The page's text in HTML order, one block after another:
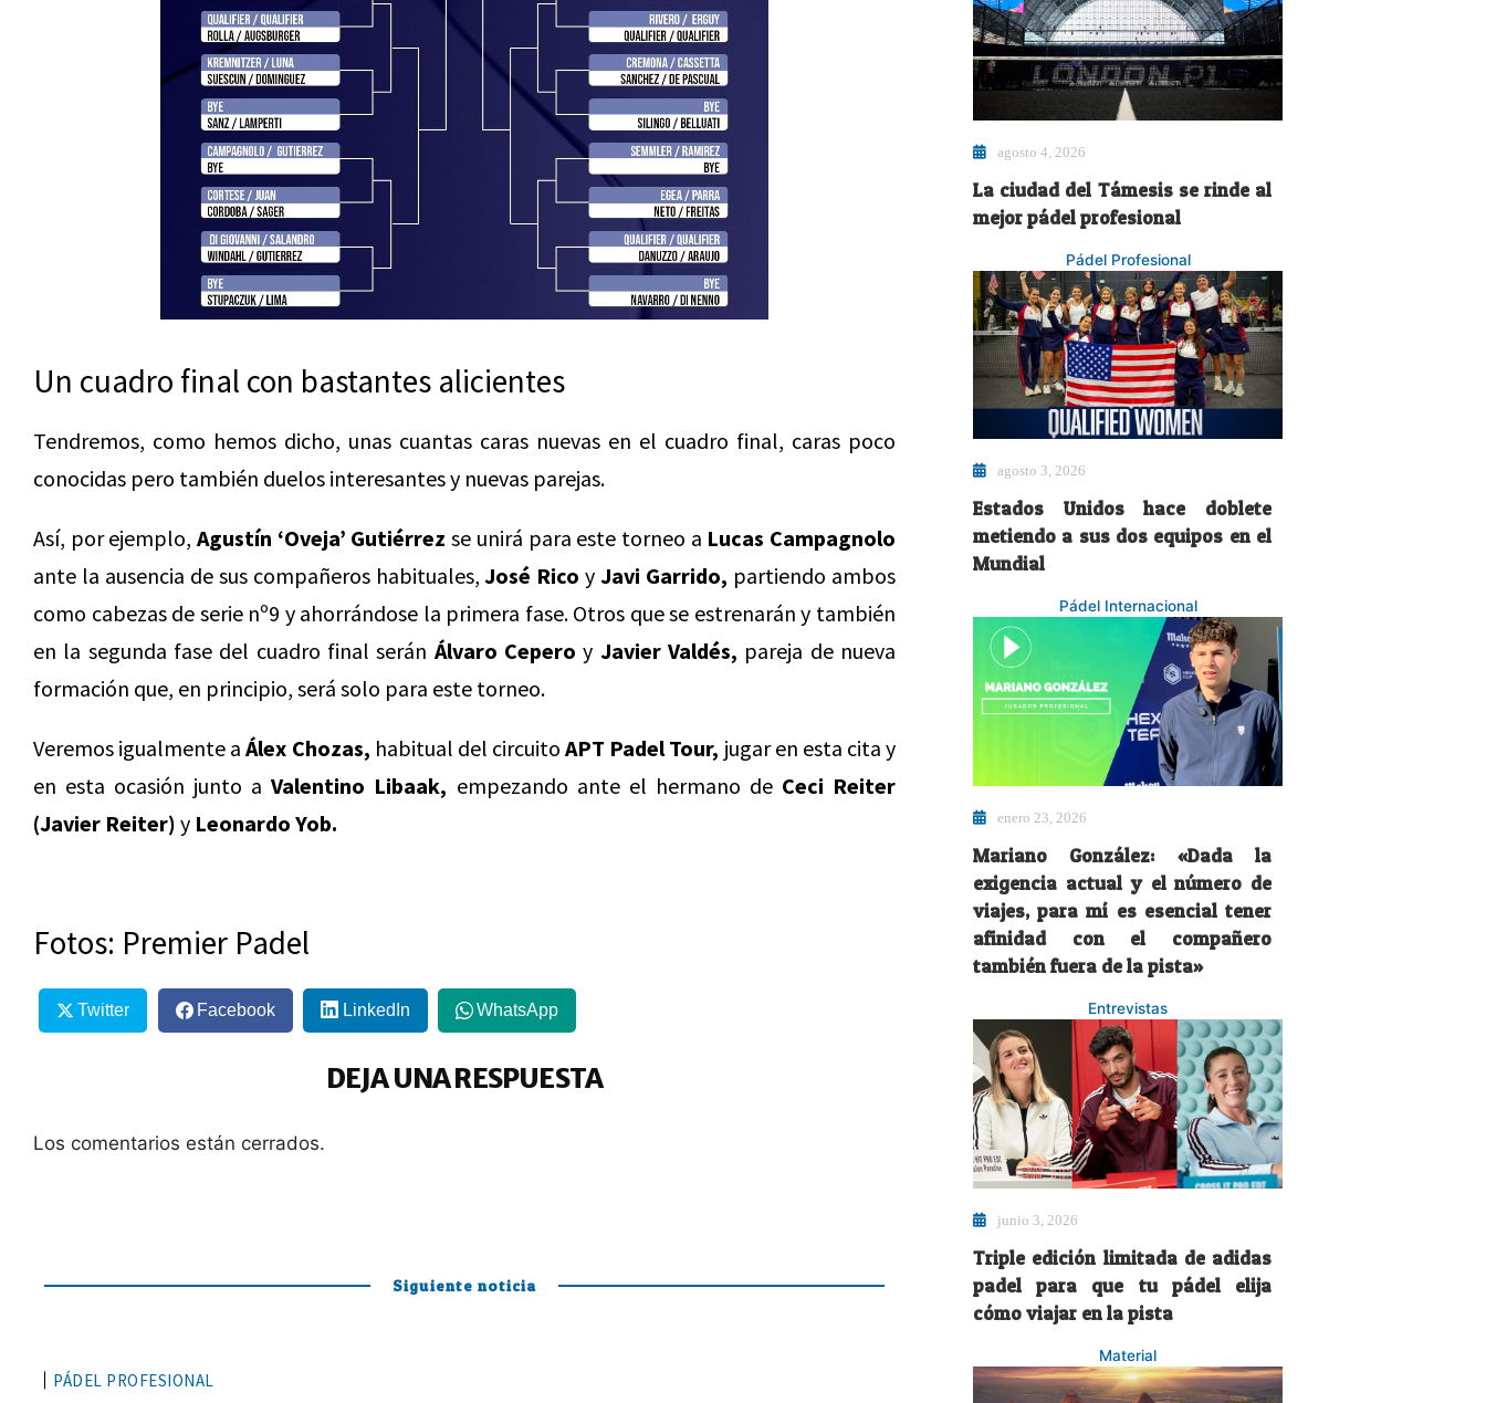
Un cuadro final con bastantes alicientes
Tendremos, como hemos dicho, unas cuantas caras nuevas en el cuadro final, caras poco
conocidas pero también duelos interesantes y nuevas parejas.
Así, por ejemplo,Agustín ‘Oveja’ Gutiérrez se unirá para este torneo a Lucas Campagnolo
ante la ausencia de sus compañeros habituales,José Rico yJavi Garrido, partiendo ambos
como cabezas de serie nº9 y ahorrándose la primera fase. Otros que se estrenarán y también
en la segunda fase del cuadro final serán Álvaro Cepero y Javier Valdés, pareja de nueva
formación que, en principio, será solo para este torneo.
Veremos igualmente aÁlex Chozas, habitual del circuitoAPT Padel Tour, jugar en esta cita y
en esta ocasión junto aValentino Libaak, empezando ante el hermano deCeci Reiter
(Javier Reiter) y Leonardo Yob.
Fotos: Premier Padel
Twitter Facebook LinkedIn WhatsApp
DEJA UNA RESPUESTA
Los comentarios están cerrados.
Siguiente noticia
PÁDEL PROFESIONAL
agosto 4, 2026
La ciudad del Támesis se rinde al
mejor pádel profesional
Pádel Profesional
agosto 3, 2026
Estados Unidos hace doblete
metiendo a sus dos equipos en el
Mundial
Pádel Internacional
enero 23, 2026
Mariano González: «Dada la
exigencia actual y el número de
viajes, para mí es esencial tener
afinidad con el compañero
también fuera de la pista»
Entrevistas
junio 3, 2026
Triple edición limitada de adidas
padel para que tu pádel elija
cómo viajar en la pista
Material